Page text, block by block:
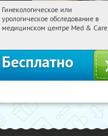
07:21:46
Тверская
Гинекологическое или
урологическое обследование в
медицинском центре Med & Care
Бесплатно